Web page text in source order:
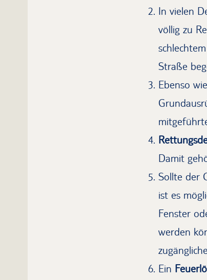
In vielen
völlig zu
Straße
Ebenso
Damit
Sollte der
ist es
Fenster
werden
Ein